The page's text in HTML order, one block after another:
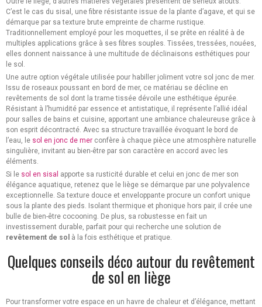
C’est le cas du sisal, une fibre résistante issue de la plante d’agave, et qui se
démarque par sa texture brute empreinte de charme rustique.
Traditionnellement employé pour les moquettes, il se prête en réalité à de
multiples applications grâce à ses fibres souples. Tissées, tressées, nouées,
elles donnent naissance à une multitude de déclinaisons esthétiques pour
le sol.
Une autre option végétale utilisée pour habiller joliment votre sol jonc de mer.
Issu de roseaux poussant en bord de mer, ce matériau se décline en
revêtements de sol dont la trame tissée dévoile une esthétique épurée.
Résistant à l’humidité par essence et antistatique, il représente l’allié idéal
pour salles de bains et cuisine, apportant une ambiance chaleureuse grâce à
son esprit décontracté. Avec sa structure travaillée évoquant le bord de
l’eau, le sol en jonc de mer confère à chaque pièce une atmosphère naturelle
singulière, invitant au bien-être par son caractère en accord avec les
éléments.
Si le sol en sisal apporte sa rusticité durable et celui en jonc de mer son
élégance aquatique, retenez que le liège se démarque par une polyvalence
exceptionnelle. Sa texture douce et enveloppante procure un confort unique
sous la plante des pieds. Isolant thermique et phonique hors pair, il crée une
bulle de bien-être cocooning. De plus, sa robustesse en fait un
investissement durable, parfait pour qui recherche une solution de
revêtement de sol à la fois esthétique et pratique.
Quelques conseils déco autour du revêtement
de sol en liège
Pour transformer votre espace en un havre de chaleur et d’élégance, mettant